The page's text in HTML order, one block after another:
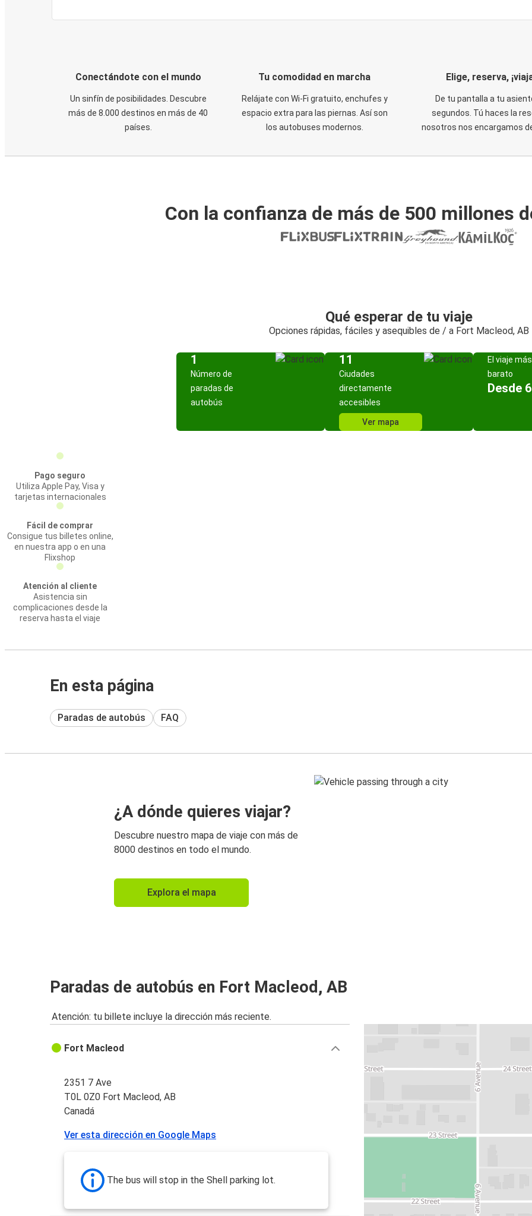
Conectándote con el mundo
Un sinfín de posibilidades. Descubre
más de 8.000 destinos en más de 40
países.
Tu comodidad en marcha
Relájate con Wi-Fi gratuito, enchufes y
espacio extra para las piernas. Así son
los autobuses modernos.
Elige, reserva,
De tu pantalla a tu
segundos. Tú haces la
nosotros nos encargamos
Con la confianza de más de 500 millones
Qué esperar de tu viaje
Opciones rápidas, fáciles y asequibles de / a Fort Macleod, AB
1
Número de
paradas de
autobús
11
Ciudades
directamente
accesibles
Ver mapa
El viaje más
barato
Desde
Pago seguro
Utiliza Apple Pay, Visa y
tarjetas internacionales
Fácil de comprar
Consigue tus billetes online,
en nuestra app o en una
Flixshop
Atención al cliente
Asistencia sin
complicaciones desde la
reserva hasta el viaje
En esta página
Paradas de autobús FAQ
¿A dónde quieres viajar?
Descubre nuestro mapa de viaje con más de
8000 destinos en todo el mundo.
Explora el mapa
Paradas de autobús en Fort Macleod, AB
Atención: tu billete incluye la dirección más reciente.
Fort Macleod
2351 7 Ave
T0L 0Z0 Fort Macleod, AB
Canadá
Ver esta dirección en Google Maps
The bus will stop in the Shell parking lot.